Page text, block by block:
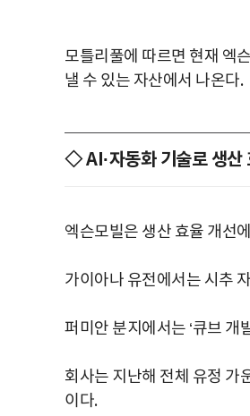
모틀리풀에 따르면 현재 엑
낼 수 있는 자산에서 나온다.
◇ AI·자동화 기술로 생산
엑슨모빌은 생산 효율 개선
가이아나 유전에서는 시추
퍼미안 분지에서는 ‘큐브 개
회사는 지난해 전체 유정 가
이다.